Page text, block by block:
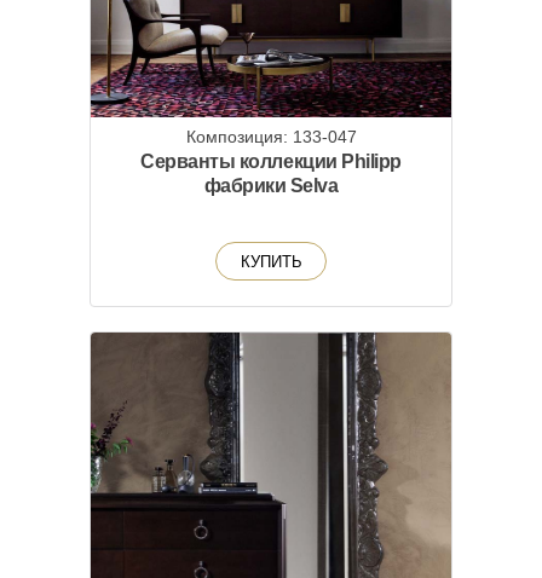
Композиция: 133-047
Серванты коллекции Philipp
фабрики Selva
КУПИТЬ